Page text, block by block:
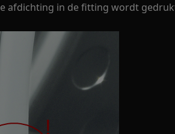
afdichting in de fitting wordt